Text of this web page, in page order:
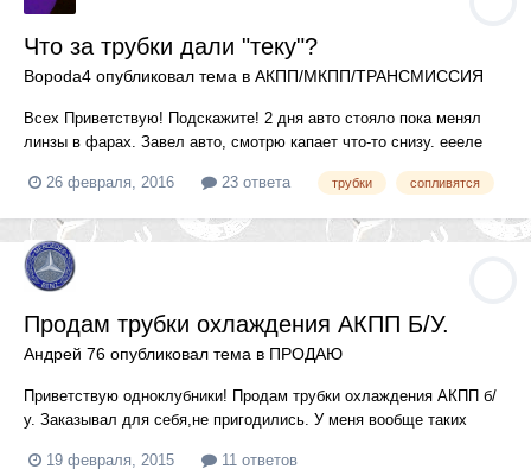
Что за трубки дали "теку"?
Bopoda4 опубликовал тема в АКПП/МКПП/ТРАНСМИССИЯ
Всех Приветствую! Подскажите! 2 дня авто стояло пока менял
линзы в фарах. Завел авто, смотрю капает что-то снизу. еееле
слева, внизу, относительно двигла. Фото прилагаю. Спецы
26 февраля, 2016 23 ответа трубки сопливятся
Продам трубки охлаждения АКПП Б/У.
Андрей 76 опубликовал тема в ПРОДАЮ
Приветствую одноклубники! Продам трубки охлаждения АКПП б/
у. Заказывал для себя,не пригодились. У меня вообще таких
номер 148.
19 февраля, 2015 11 ответов